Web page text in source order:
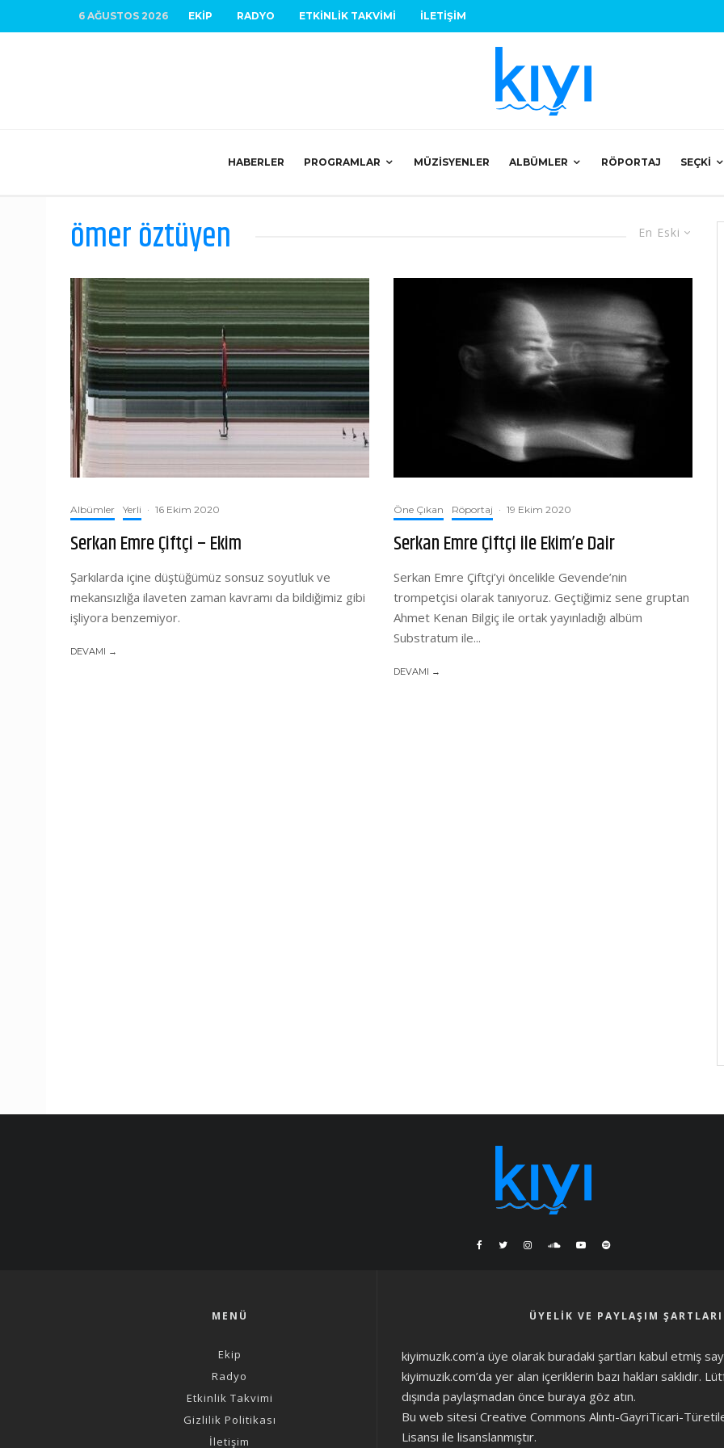
6 AĞUSTOS 2026 EKIP RADYO ETKINLIK TAKVIMI İLETIŞIM
HABERLER PROGRAMLAR MÜZISYENLER ALBÜMLER RÖPORTAJ SEÇKI
En Eski
ömer öztüyen
Albümler Yerli · 16 Ekim 2020
Serkan Emre Çiftçi – Ekim
Şarkılarda içine düştüğümüz sonsuz soyutluk ve
mekansızlığa ilaveten zaman kavramı da bildiğimiz gibi
işliyora benzemiyor.
DEVAMI →
Öne Çıkan Röportaj · 19 Ekim 2020
Serkan Emre Çiftçi ile Ekim’e Dair
Serkan Emre Çiftçi’yi öncelikle Gevende’nin
trompetçisi olarak tanıyoruz. Geçtiğimiz sene gruptan
Ahmet Kenan Bilgiç ile ortak yayınladığı albüm
Substratum ile...
DEVAMI →
MENÜ
Ekip
Radyo
Etkinlik Takvimi
Gizlilik Politikası
İletişim
ÜYELIK VE PAYLAŞIM ŞARTLARI
kiyimuzik.com’a üye olarak buradaki şartları kabul etmiş
kiyimuzik.com’da yer alan içeriklerin bazı hakları saklıdır.
dışında paylaşmadan önce buraya göz atın.
Bu web sitesi Creative Commons Alıntı-GayriTicari-
Lisansı ile lisanslanmıştır.